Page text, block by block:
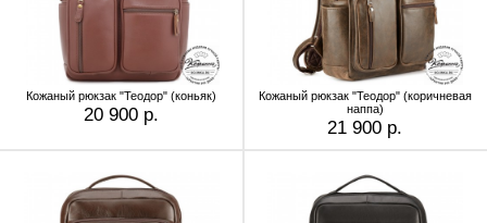
Кожаный рюкзак "Теодор" (коньяк)
20 900 р.
Кожаный рюкзак "Теодор" (коричневая
наппа)
21 900 р.